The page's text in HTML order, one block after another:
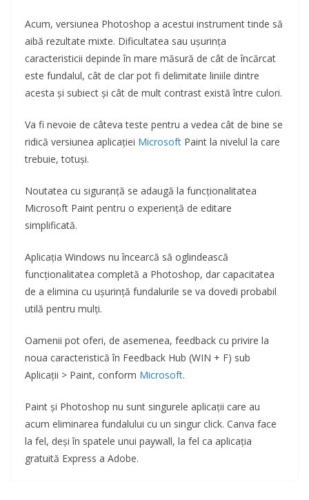
Acum, versiunea Photoshop a acestui instrument tinde să
aibă rezultate mixte. Dificultatea sau ușurința
caracteristicii depinde în mare măsură de cât de încărcat
este fundalul, cât de clar pot fi delimitate liniile dintre
acesta și subiect și cât de mult contrast există între culori.
Va fi nevoie de câteva teste pentru a vedea cât de bine se
ridică versiunea aplicației Microsoft Paint la nivelul la care
trebuie, totuși.
Noutatea cu siguranță se adaugă la funcționalitatea
Microsoft Paint pentru o experiență de editare
simplificată.
Aplicația Windows nu încearcă să oglindească
funcționalitatea completă a Photoshop, dar capacitatea
de a elimina cu ușurință fundalurile se va dovedi probabil
utilă pentru mulți.
Oamenii pot oferi, de asemenea, feedback cu privire la
noua caracteristică în Feedback Hub (WIN + F) sub
Aplicații > Paint, conform Microsoft.
Paint și Photoshop nu sunt singurele aplicații care au
acum eliminarea fundalului cu un singur click. Canva face
la fel, deși în spatele unui paywall, la fel ca aplicația
gratuită Express a Adobe.